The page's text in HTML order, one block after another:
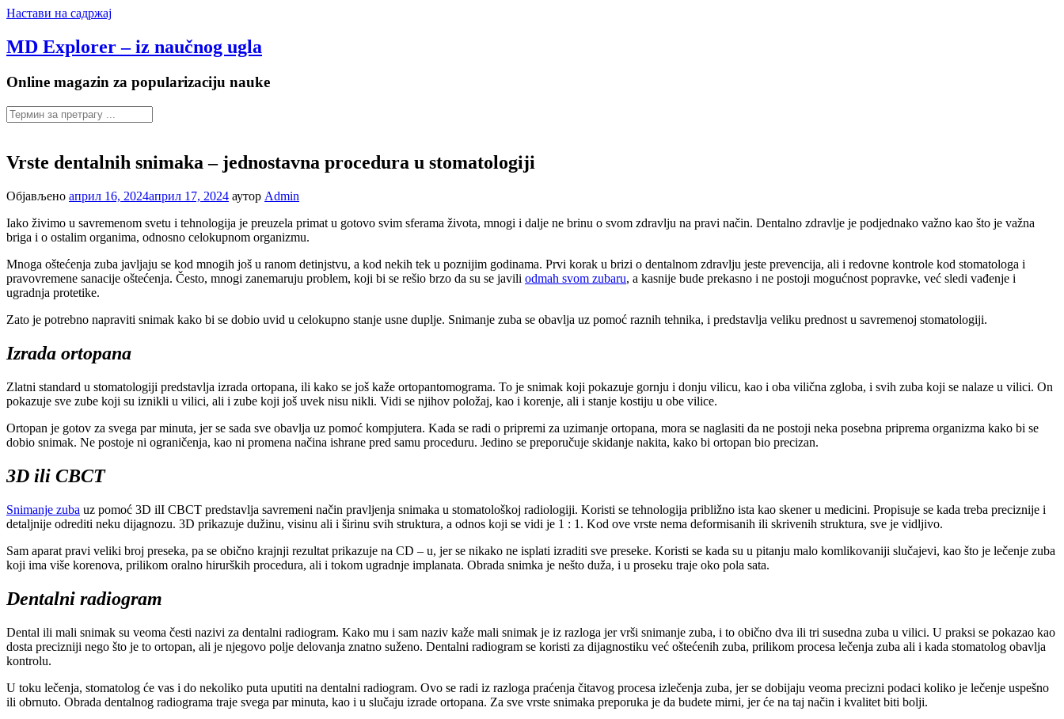
Настави на садржај
MD Explorer – iz naučnog ugla
Online magazin za popularizaciju nauke
Vrste dentalnih snimaka – jednostavna procedura u stomatologiji
Објављено април 16, 2024април 17, 2024 аутор Admin
Iako živimo u savremenom svetu i tehnologija je preuzela primat u gotovo svim sferama života, mnogi i dalje ne brinu o svom zdravlju na pravi način. Dentalno zdravlje je podjednako važno kao što je važna
briga i o ostalim organima, odnosno celokupnom organizmu.
Mnoga oštećenja zuba javljaju se kod mnogih još u ranom detinjstvu, a kod nekih tek u poznijim godinama. Prvi korak u brizi o dentalnom zdravlju jeste prevencija, ali i redovne kontrole kod stomatologa i
pravovremene sanacije oštećenja. Često, mnogi zanemaruju problem, koji bi se rešio brzo da su se javili odmah svom zubaru, a kasnije bude prekasno i ne postoji mogućnost popravke, već sledi vađenje i
ugradnja protetike.
Zato je potrebno napraviti snimak kako bi se dobio uvid u celokupno stanje usne duplje. Snimanje zuba se obavlja uz pomoć raznih tehnika, i predstavlja veliku prednost u savremenoj stomatologiji.
Izrada ortopana
Zlatni standard u stomatologiji predstavlja izrada ortopana, ili kako se još kaže ortopantomograma. To je snimak koji pokazuje gornju i donju vilicu, kao i oba vilična zgloba, i svih zuba koji se nalaze u vilici. On
pokazuje sve zube koji su iznikli u vilici, ali i zube koji još uvek nisu nikli. Vidi se njihov položaj, kao i korenje, ali i stanje kostiju u obe vilice.
Ortopan je gotov za svega par minuta, jer se sada sve obavlja uz pomoć kompjutera. Kada se radi o pripremi za uzimanje ortopana, mora se naglasiti da ne postoji neka posebna priprema organizma kako bi se
dobio snimak. Ne postoje ni ograničenja, kao ni promena načina ishrane pred samu proceduru. Jedino se preporučuje skidanje nakita, kako bi ortopan bio precizan.
3D ili CBCT
Snimanje zuba uz pomoć 3D ilI CBCT predstavlja savremeni način pravljenja snimaka u stomatološkoj radiologiji. Koristi se tehnologija približno ista kao skener u medicini. Propisuje se kada treba preciznije i
detaljnije odrediti neku dijagnozu. 3D prikazuje dužinu, visinu ali i širinu svih struktura, a odnos koji se vidi je 1 : 1. Kod ove vrste nema deformisanih ili skrivenih struktura, sve je vidljivo.
Sam aparat pravi veliki broj preseka, pa se obično krajnji rezultat prikazuje na CD – u, jer se nikako ne isplati izraditi sve preseke. Koristi se kada su u pitanju malo komlikovaniji slučajevi, kao što je lečenje zuba
koji ima više korenova, prilikom oralno hirurških procedura, ali i tokom ugradnje implanata. Obrada snimka je nešto duža, i u proseku traje oko pola sata.
Dentalni radiogram
Dental ili mali snimak su veoma česti nazivi za dentalni radiogram. Kako mu i sam naziv kaže mali snimak je iz razloga jer vrši snimanje zuba, i to obično dva ili tri susedna zuba u vilici. U praksi se pokazao kao
dosta precizniji nego što je to ortopan, ali je njegovo polje delovanja znatno suženo. Dentalni radiogram se koristi za dijagnostiku već oštećenih zuba, prilikom procesa lečenja zuba ali i kada stomatolog obavlja
kontrolu.
U toku lečenja, stomatolog će vas i do nekoliko puta uputiti na dentalni radiogram. Ovo se radi iz razloga praćenja čitavog procesa izlečenja zuba, jer se dobijaju veoma precizni podaci koliko je lečenje uspešno
ili obrnuto. Obrada dentalnog radiograma traje svega par minuta, kao i u slučaju izrade ortopana. Za sve vrste snimaka preporuka je da budete mirni, jer će na taj način i kvalitet biti bolji.